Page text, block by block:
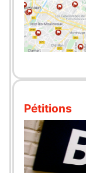
Pétitions